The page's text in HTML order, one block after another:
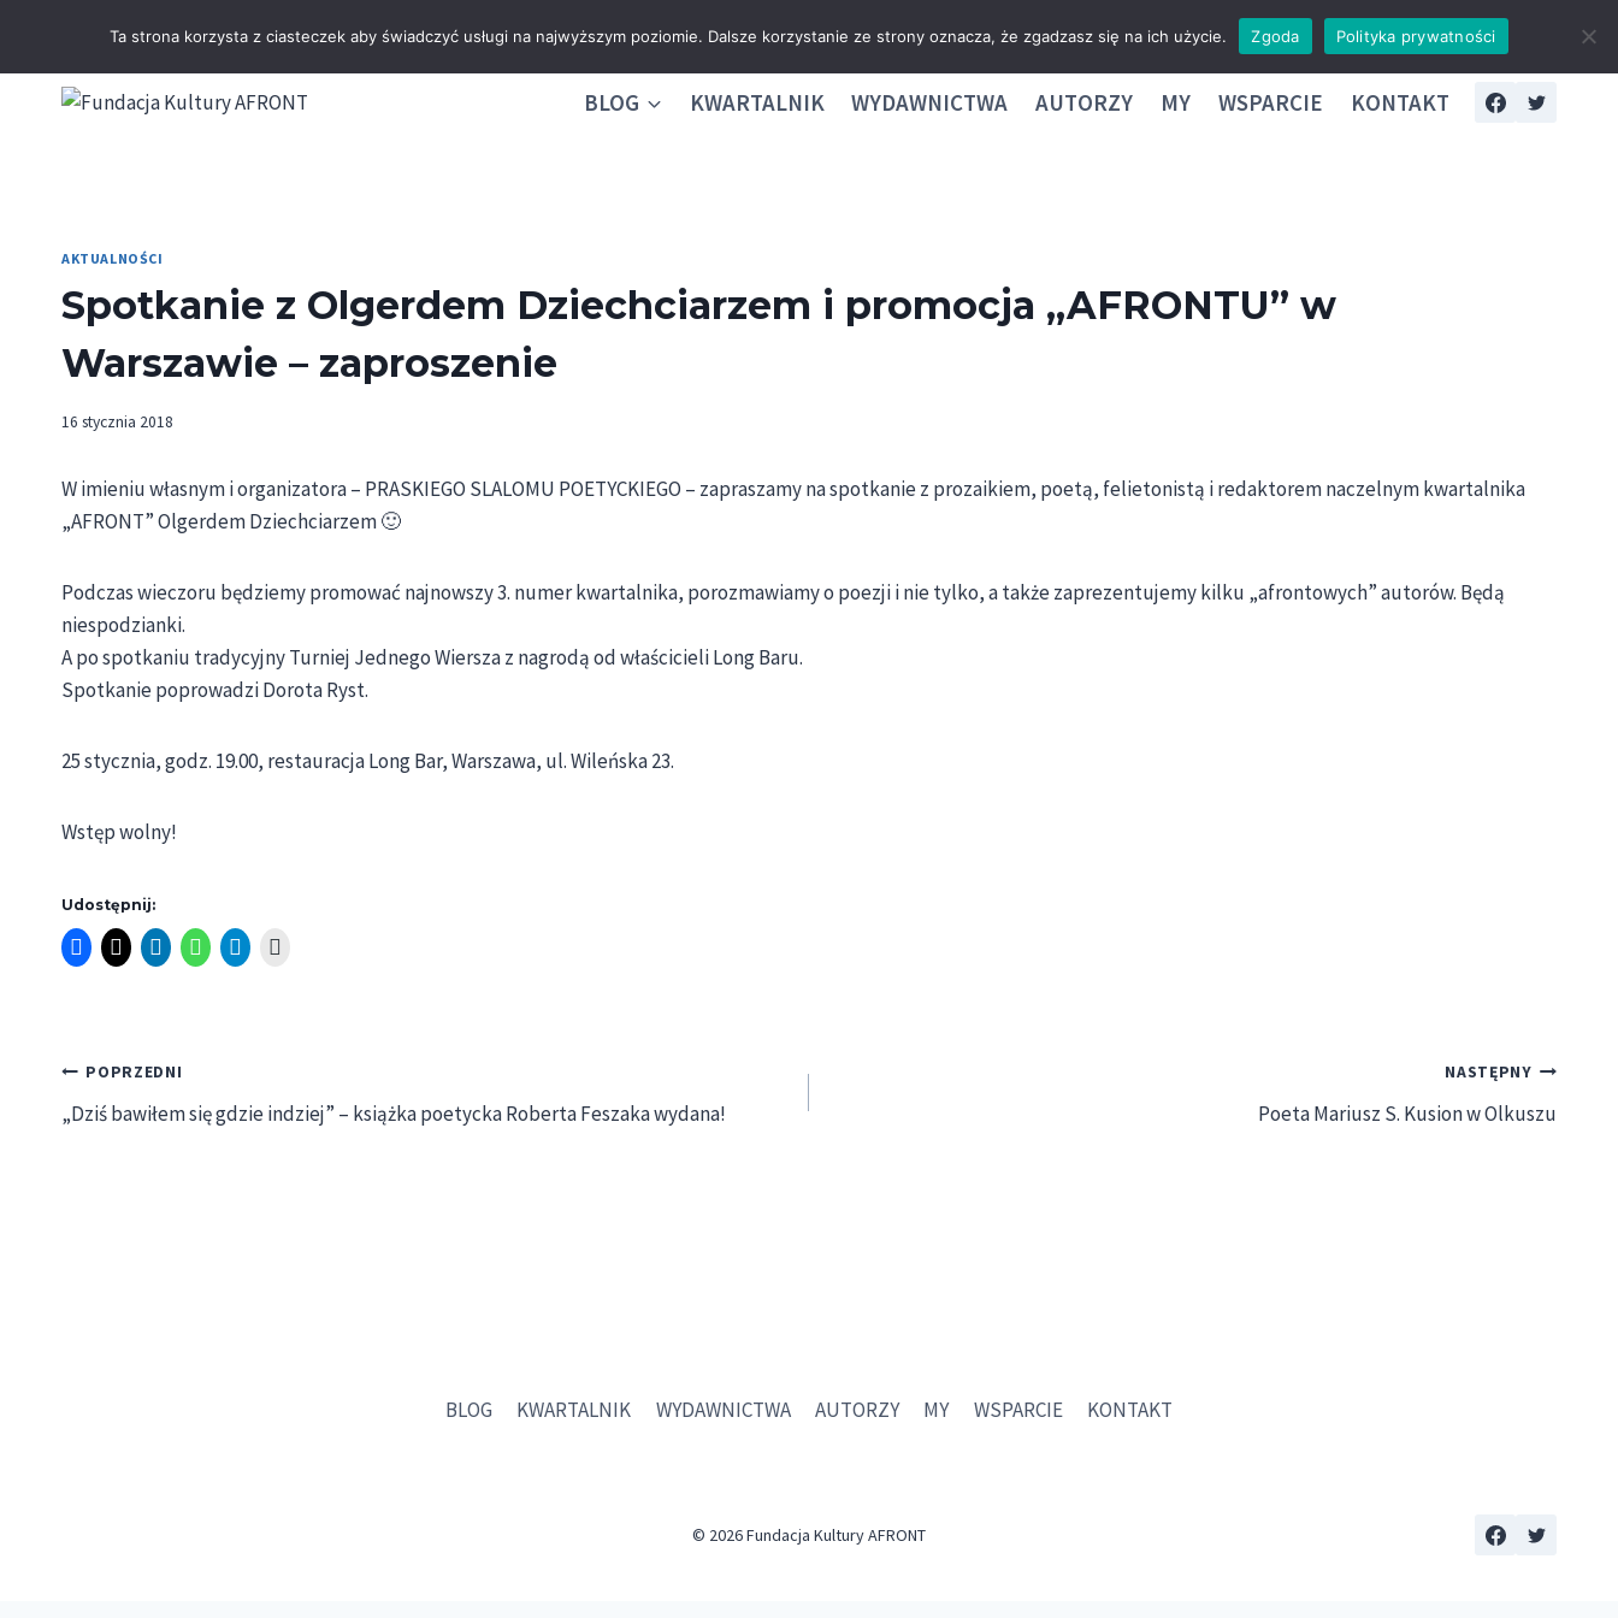
treści
BLOG KWARTALNIK WYDAWNICTWA AUTORZY MY WSPARCIE KONTAKT
AKTUALNOŚCI
Spotkanie z Olgerdem Dziechciarzem i promocja „AFRONTU” w
Warszawie – zaproszenie
16 stycznia 2018
W imieniu własnym i organizatora – PRASKIEGO SLALOMU POETYCKIEGO – zapraszamy na spotkanie z prozaikiem, poetą, felietonistą i redaktorem naczelnym kwartalnika
„AFRONT” Olgerdem Dziechciarzem 🙂
Podczas wieczoru będziemy promować najnowszy 3. numer kwartalnika, porozmawiamy o poezji i nie tylko, a także zaprezentujemy kilku „afrontowych” autorów. Będą
niespodzianki.
A po spotkaniu tradycyjny Turniej Jednego Wiersza z nagrodą od właścicieli Long Baru.
Spotkanie poprowadzi Dorota Ryst.
25 stycznia, godz. 19.00, restauracja Long Bar, Warszawa, ul. Wileńska 23.
Wstęp wolny!
Udostępnij:
Nawigacja
wpisu
POPRZEDNI
„Dziś bawiłem się gdzie indziej” – książka poetycka Roberta Feszaka wydana!
NASTĘPNY
Poeta Mariusz S. Kusion w Olkuszu
BLOG KWARTALNIK WYDAWNICTWA AUTORZY MY WSPARCIE KONTAKT
© 2026 Fundacja Kultury AFRONT
Ta strona korzysta z ciasteczek aby świadczyć usługi na najwyższym poziomie. Dalsze korzystanie ze strony oznacza, że zgadzasz się na ich użycie. Zgoda Polityka prywatności